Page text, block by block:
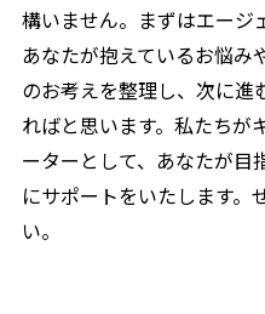
構いません。まずはエージ
あなたが抱えているお悩み
のお考えを整理し、次に進
ればと思います。私たちが
ーターとして、あなたが目
にサポートをいたします。
い。